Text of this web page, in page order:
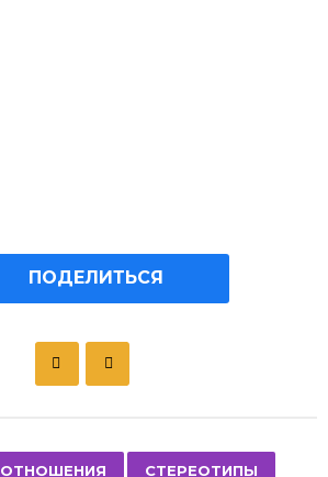
ПОДЕЛИТЬСЯ
ОТНОШЕНИЯ СТЕРЕОТИПЫ